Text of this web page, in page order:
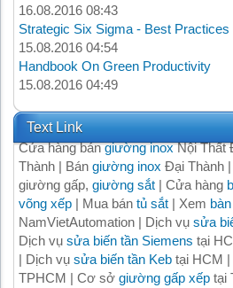
16.08.2016 08:43
Strategic Six Sigma - Best
15.08.2016 04:54
Handbook On Green Productivity
15.08.2016 04:49
Text Link
Cửa hàng bángiường inoxNội Thất
Thành | Bán giường inox Đại Thành
giường gấp, giường sắt | Cửa hàng
võng xếp | Mua bán tủ sắt | Xem
NamVietAutomation | Dịch vụ sửa
Dịch vụ sửa biến tần Siemens tại
| Dịch vụ sửa biến tần Keb tại HCM
TPHCM | Cơ sở giường gấp xếp tại